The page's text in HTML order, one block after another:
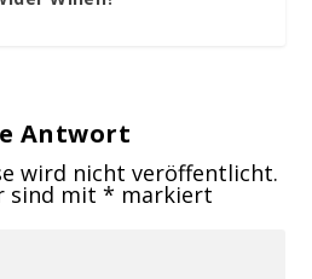
Antwort
wird nicht veröffentlicht.
sind mit* markiert